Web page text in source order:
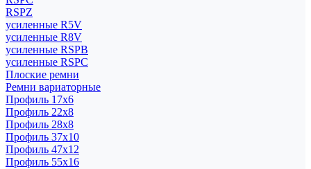
RSPZ
усиленные R5V
усиленные R8V
усиленные RSPB
усиленные RSPC
Плоские ремни
Ремни вариаторные
Профиль 17x6
Профиль 22x8
Профиль 28x8
Профиль 37x10
Профиль 47x12
Профиль 55x16